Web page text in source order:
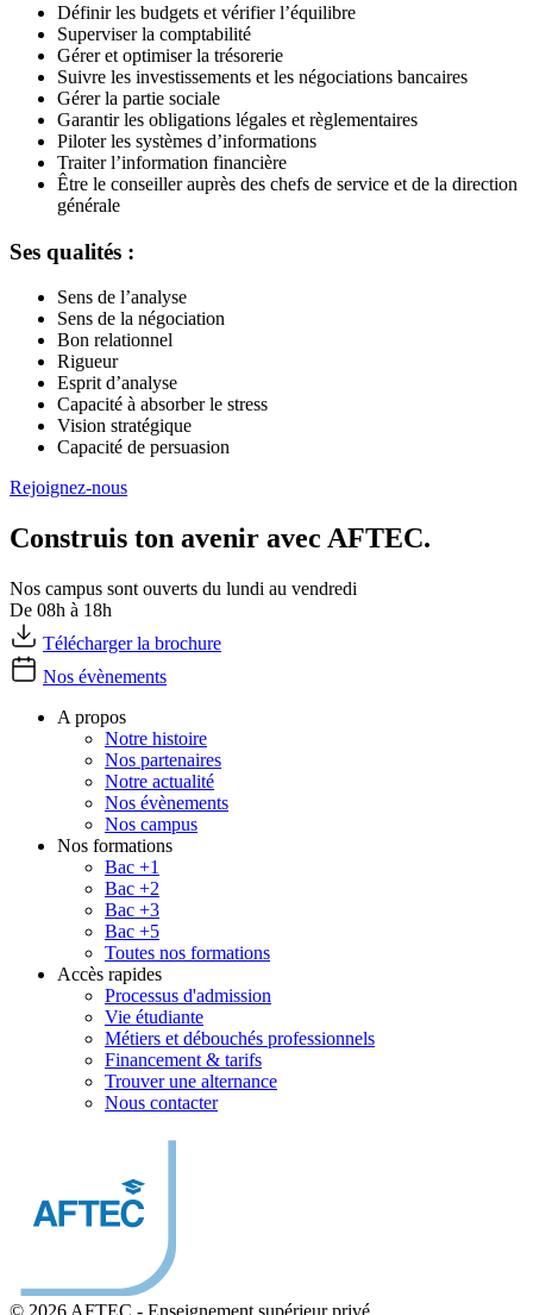
Définir les budgets et vérifier l’équilibre
Superviser la comptabilité
Gérer et optimiser la trésorerie
Suivre les investissements et les négociations bancaires
Gérer la partie sociale
Garantir les obligations légales et règlementaires
Piloter les systèmes d’informations
Traiter l’information financière
Être le conseiller auprès des chefs de service et de la direction
générale
Ses qualités :
Sens de l’analyse
Sens de la négociation
Bon relationnel
Rigueur
Esprit d’analyse
Capacité à absorber le stress
Vision stratégique
Capacité de persuasion
Rejoignez-nous
Construis ton avenir avec AFTEC.
Nos campus sont ouverts du lundi au vendredi
De 08h à 18h
Télécharger la brochure
Nos évènements
A propos
Notre histoire
Nos partenaires
Notre actualité
Nos évènements
Nos campus
Nos formations
Bac +1
Bac +2
Bac +3
Bac +5
Toutes nos formations
Accès rapides
Processus d'admission
Vie étudiante
Métiers et débouchés professionnels
Financement & tarifs
Trouver une alternance
Nous contacter